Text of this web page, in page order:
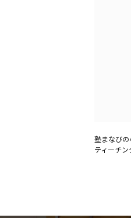
塾まなびの
ティーチン